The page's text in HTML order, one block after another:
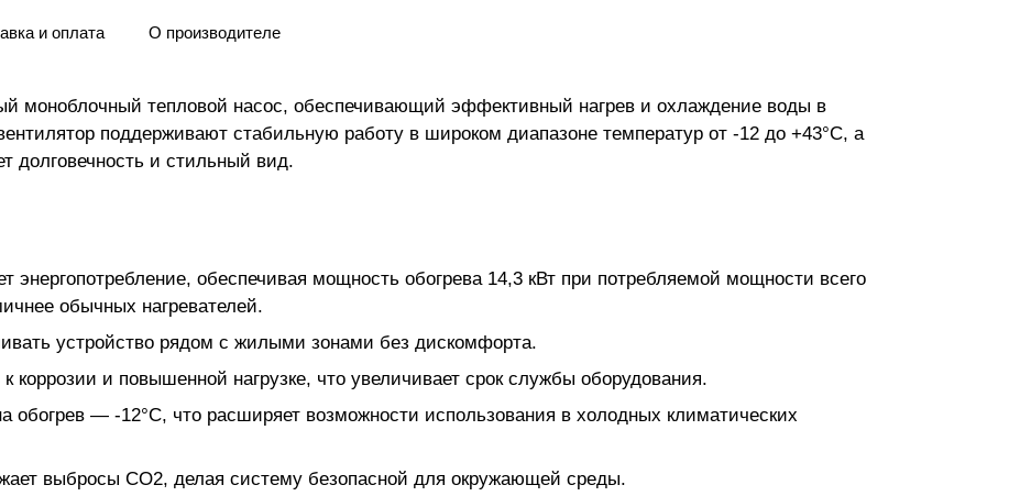
и оплата О производителе
моноблочный тепловой насос, обеспечивающий эффективный нагрев и охлаждение воды в
поддерживают стабильную работу в широком диапазоне температур от -12 до +43°C, а
долговечность и стильный вид.
энергопотребление, обеспечивая мощность обогрева 14,3 кВт при потребляемой мощности всего
обычных нагревателей.
устройство рядом с жилыми зонами без дискомфорта.
и повышенной нагрузке, что увеличивает срок службы оборудования.
обогрев — -12°C, что расширяет возможности использования в холодных климатических
выбросы CO2, делая систему безопасной для окружающей среды.